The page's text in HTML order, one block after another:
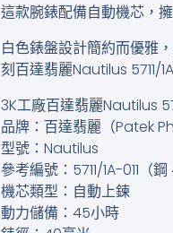
這款腕錶配備自動機芯，
白色錶盤設計簡約而優雅
刻百達翡麗Nautilus 5711/
3K工廠百達翡麗Nautilus
品牌：百達翡麗（Patek
型號：Nautilus
參考編號：5711/1A-011（鋼
機芯類型：自動上鍊
動力儲備：45小時